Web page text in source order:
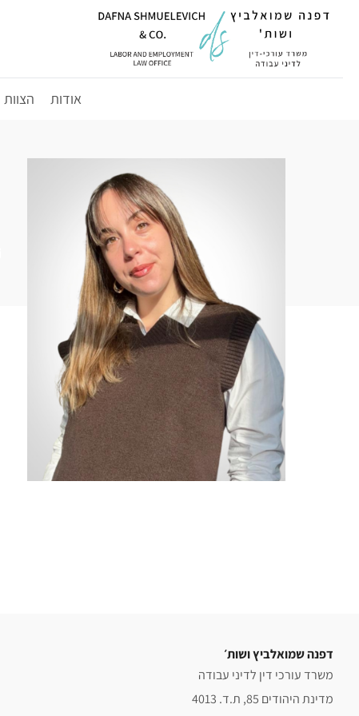
אודות הצוות
דפנה שמואלביץ ושות׳
משרד עורכי דין לדיני עבודה
מדינת היהודים 85, ת.ד. 4013